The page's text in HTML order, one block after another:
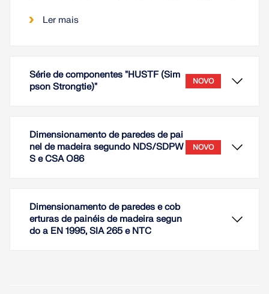
Ler mais
Série de componentes "HUSTF (Sim
pson Strongtie)"
NOVO
Dimensionamento de paredes de pai
nel de madeira segundo NDS/SDPW
S e CSA O86
NOVO
Dimensionamento de paredes e cob
erturas de painéis de madeira segun
do a EN 1995, SIA 265 e NTC